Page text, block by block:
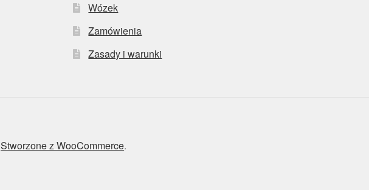
Wózek
Zamówienia
Zasady i warunki
Stworzone z WooCommerce.